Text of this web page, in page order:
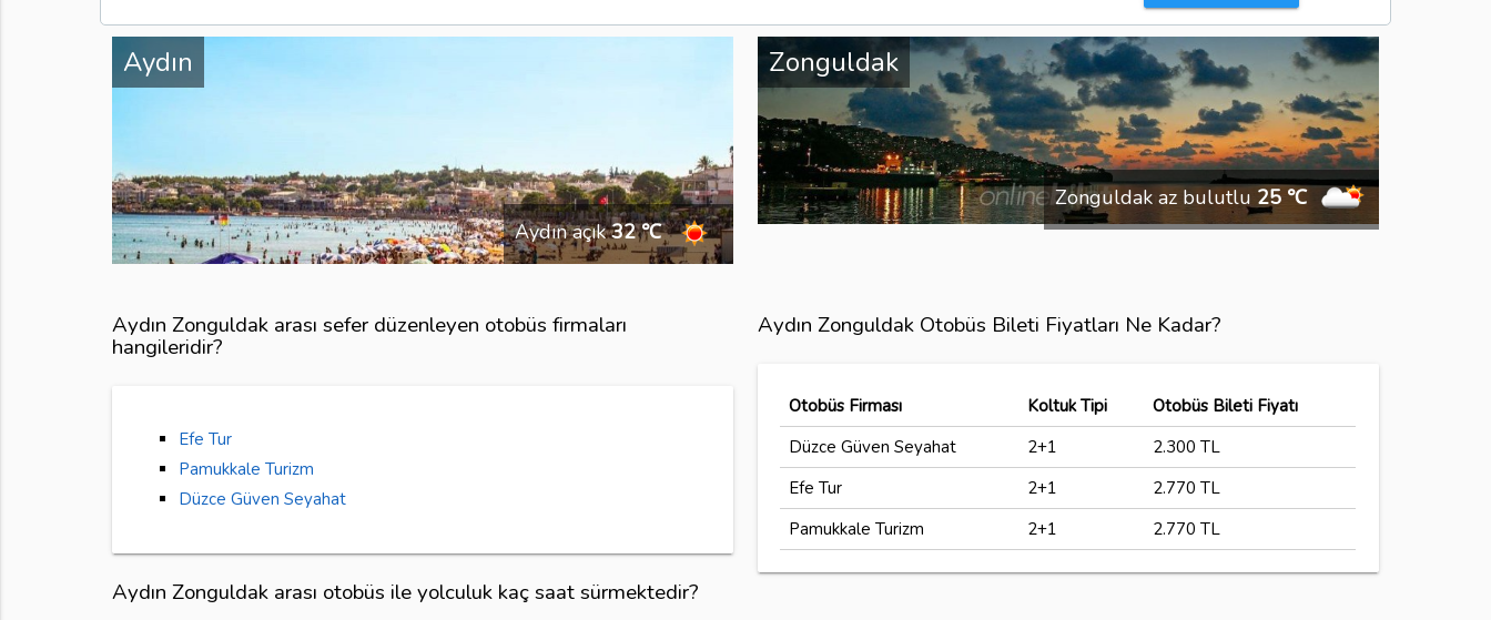
Aydın
Aydın açık32 ℃
Zonguldak
Zonguldak az bulutlu 25 ℃
Aydın Zonguldak arası sefer düzenleyen otobüs firmaları
hangileridir?
Efe Tur
Pamukkale Turizm
Düzce Güven Seyahat
Aydın Zonguldak arası otobüs ile yolculuk kaç saat sürmektedir?
Aydın Zonguldak Otobüs Bileti Fiyatları Ne Kadar?
Otobüs Firması Koltuk Tipi
Otobüs Bileti Fiyatı
Düzce Güven Seyahat
2+1
2.300 TL
Efe Tur
2+1
2.770 TL
Pamukkale Turizm
2+1 2.770 TL